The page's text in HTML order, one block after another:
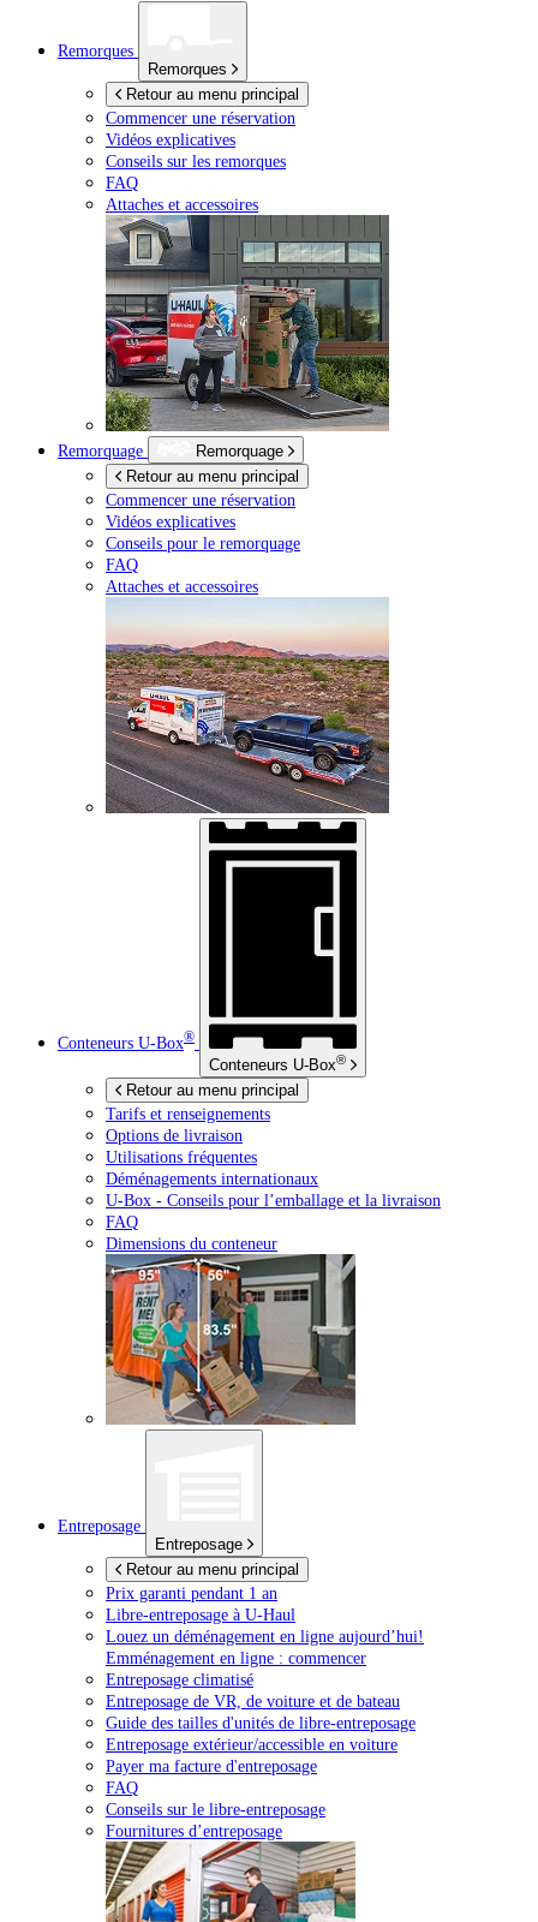
Remorques
Remorques
Retour au menu principal
Commencer une réservation
Vidéos explicatives
Conseils sur les remorques
FAQ
Attaches et accessoires
Remorquage
Remorquage
Retour au menu principal
Commencer une réservation
Vidéos explicatives
Conseils pour le remorquage
FAQ
Attaches et accessoires
Conteneurs U-Box®
Conteneurs U-Box®
Retour au menu principal
Tarifs et renseignements
Options de livraison
Utilisations fréquentes
Déménagements internationaux
U-Box - Conseils pour l’emballage et la livraison
FAQ
Dimensions du conteneur
Entreposage
Entreposage
Retour au menu principal
Prix garanti pendant 1 an
Libre-entreposage à U-Haul
Louez un déménagement en ligne aujourd’hui!
Emménagement en ligne : commencer
Entreposage climatisé
Entreposage de VR, de voiture et de bateau
Guide des tailles d'unités de libre-entreposage
Entreposage extérieur/accessible en voiture
Payer ma facture d'entreposage
FAQ
Conseils sur le libre-entreposage
Fournitures d’entreposage